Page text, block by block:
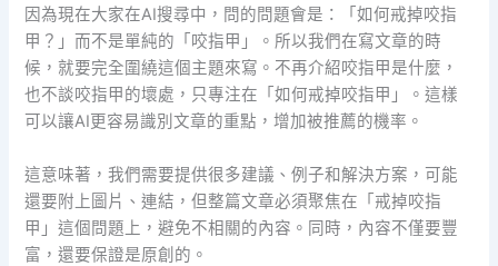
因為現在大家在AI搜尋中，問的問題會是：「如何戒掉咬指
甲？」而不是單純的「咬指甲」。所以我們在寫文章的時
候，就要完全圍繞這個主題來寫。不再介紹咬指甲是什麼，
也不談咬指甲的壞處，只專注在「如何戒掉咬指甲」。這樣
可以讓AI更容易識別文章的重點，增加被推薦的機率。
這意味著，我們需要提供很多建議、例子和解決方案，可能
還要附上圖片、連結，但整篇文章必須聚焦在「戒掉咬指
甲」這個問題上，避免不相關的內容。同時，內容不僅要豐
富，還要保證是原創的。